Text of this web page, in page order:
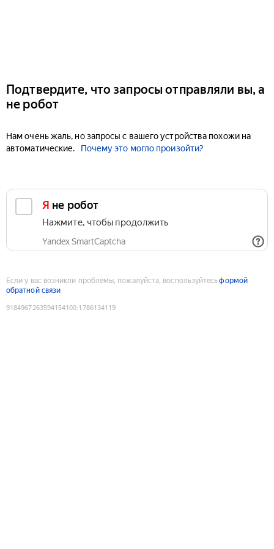
Подтвердите, что запросы отправляли вы, а
не робот
Нам очень жаль, но запросы с вашего устройства похожи на
автоматические.
Почему это могло произойти?
Я не робот
Нажмите, чтобы продолжить
Yandex SmartCaptcha
Если у вас возникли проблемы, пожалуйста, воспользуйтесьформой
обратной связи
9184967263594154100:1786134119